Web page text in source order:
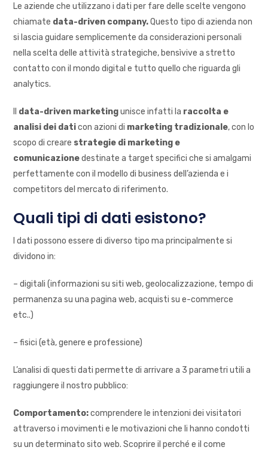
Le aziende che utilizzano i dati per fare delle scelte vengono
chiamate data-driven company.Questo tipo di azienda non
si lascia guidare semplicemente da considerazioni personali
nella scelta delle attività strategiche, bensìvive a stretto
contatto con il mondo digital e tutto quello che riguarda gli
analytics.
data-driven marketingunisce infatti la raccolta e
analisi dei daticon azioni di marketing tradizionale, con lo
scopo di creare strategie di marketing e
comunicazionedestinate a target specifici che si amalgami
perfettamente con il modello di business dell’azienda e i
competitors del mercato di riferimento.
Quali tipi di dati esistono?
I dati possono essere di diverso tipo ma principalmente si
dividono in:
– digitali (informazioni su siti web, geolocalizzazione, tempo di
permanenza su una pagina web, acquisti su e-commerce
etc..)
– fisici (età, genere e professione)
L’analisi di questi dati permette di arrivare a 3 parametri utili a
raggiungere il nostro pubblico:
Comportamento:comprendere le intenzioni dei visitatori
attraverso i movimenti e le motivazioni che li hanno condotti
su un determinato sito web. Scoprire il perché e il come